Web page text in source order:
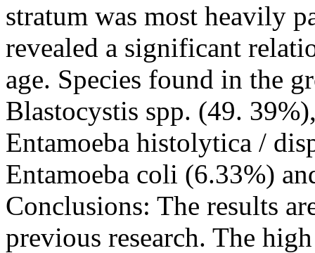
stratum was most heavily
revealed a significant
age. Species found in the
Blastocystis spp. (49.
Entamoeba histolytica /
Entamoeba coli (6.33%)
Conclusions: The results
previous research. The